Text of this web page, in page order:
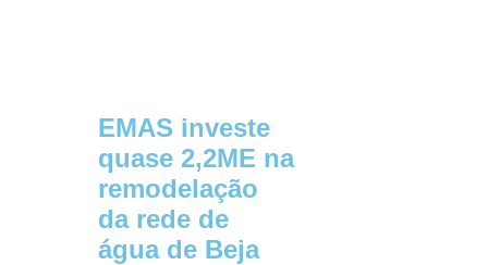
EMAS investe
quase 2,2ME na
remodelação
da rede de
água de Beja